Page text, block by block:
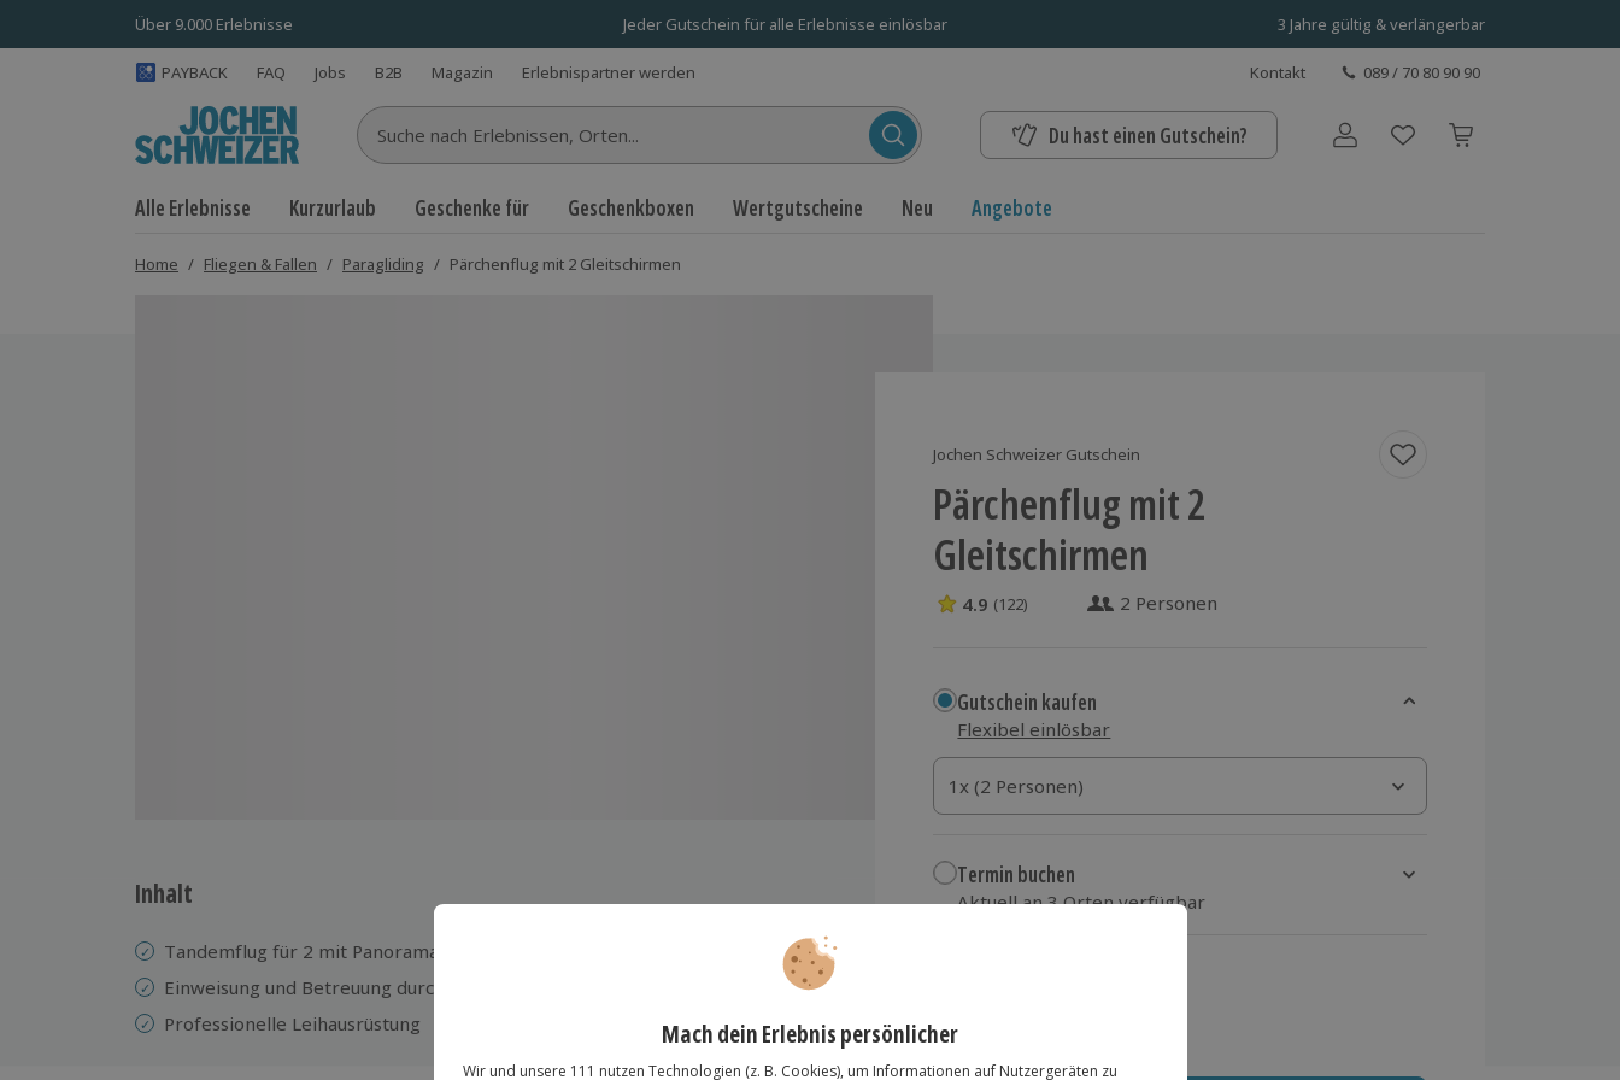
Über 9.000 Erlebnisse Jeder Gutschein für alle Erlebnisse einlösbar 3 Jahre gültig & verlängerbar
PAYBACK FAQ Jobs B2B Magazin Erlebnispartner werden Kontakt 089 / 70 80 90 90
Suche nach Erlebnissen... Du hast einen Gutschein? Benutzerkonto
Alle Erlebnisse Kurzurlaub Geschenke für Geschenkboxen Wertgutscheine Neu Angebote
Home / Fliegen & Fallen / Paragliding / Pärchenflug mit 2 Gleitschirmen
Jochen Schweizer Gutschein
Pärchenflug mit 2
Gleitschirmen
4.9 Sterne von 5 aus 122 Bewertungen
4.9 (122) 2 Personen
Gutschein kaufen
Flexibel einlösbar
1x (2 Personen)
1x (2 Personen)
1x (2 Personen)
Termin buchen
Aktuell an 3 Orten verfügbar
zzgl. Versand
Inhalt
Tandemflug für 2 mit Panoramablick
Einweisung und Betreuung durch einen erfahrenen Piloten
Professionelle Leihausrüstung